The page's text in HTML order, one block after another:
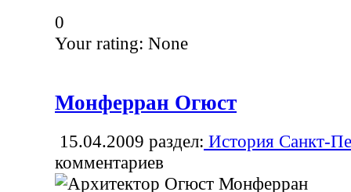
0
Your rating: None
Монферран Огюст
15.04.2009 раздел: История Санкт-
комментариев